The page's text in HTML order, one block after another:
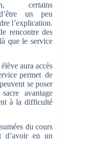
certains
un peu
l’explication.
rencontre des
que le service
aura accès
permet de
se poser
avantage
à la difficulté
du cours
d’avoir en un